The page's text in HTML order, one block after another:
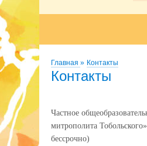
Главная » Контакты
Контакты
Частное
митрополита
бессрочно)